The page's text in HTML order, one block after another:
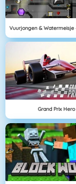
Grand Prix Hero